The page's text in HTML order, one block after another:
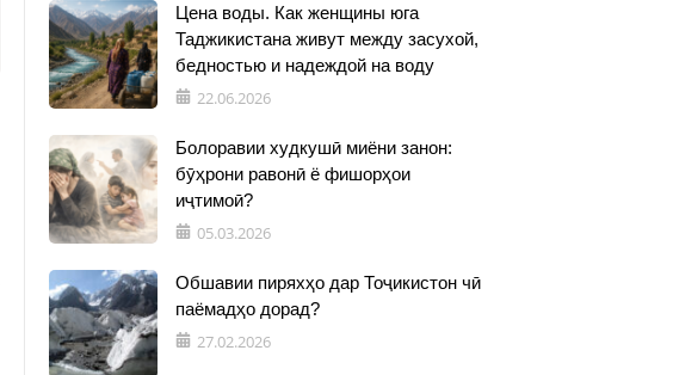
Цена воды. Как женщины юга
Таджикистана живут между засухой,
бедностью и надеждой на воду
22.06.2026
Болоравии худкушӣ миёни занон:
бӯҳрони равонӣ ё фишорҳои
иҷтимоӣ?
05.03.2026
Обшавии пиряхҳо дар Тоҷикистон чӣ
паёмадҳо дорад?
27.02.2026